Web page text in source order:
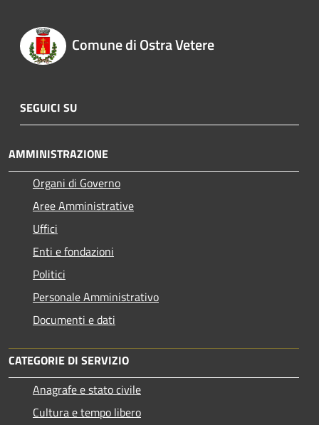
Comune di Ostra Vetere
SEGUICI SU
AMMINISTRAZIONE
Organi di Governo
Aree Amministrative
Uffici
Enti e fondazioni
Politici
Personale Amministrativo
Documenti e dati
CATEGORIE DI SERVIZIO
Anagrafe e stato civile
Cultura e tempo libero